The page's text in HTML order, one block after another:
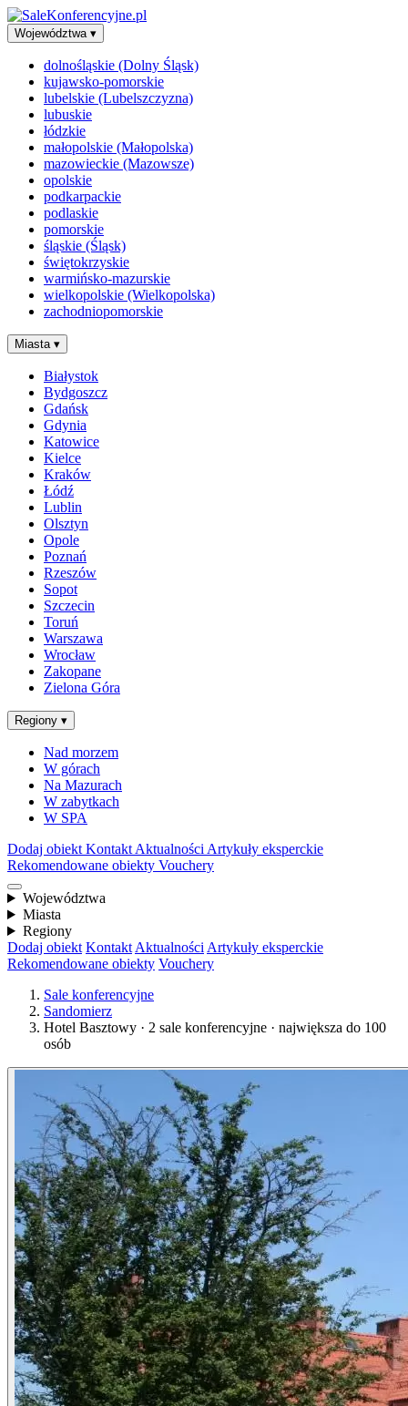
Województwa ▾
dolnośląskie (Dolny Śląsk)
kujawsko-pomorskie
lubelskie (Lubelszczyzna)
lubuskie
łódzkie
małopolskie (Małopolska)
mazowieckie (Mazowsze)
opolskie
podkarpackie
podlaskie
pomorskie
śląskie (Śląsk)
świętokrzyskie
warmińsko-mazurskie
wielkopolskie (Wielkopolska)
zachodniopomorskie
Miasta ▾
Białystok
Bydgoszcz
Gdańsk
Gdynia
Katowice
Kielce
Kraków
Łódź
Lublin
Olsztyn
Opole
Poznań
Rzeszów
Sopot
Szczecin
Toruń
Warszawa
Wrocław
Zakopane
Zielona Góra
Regiony ▾
Nad morzem
W górach
Na Mazurach
W zabytkach
W SPA
Dodaj obiekt Kontakt Aktualności Artykuły eksperckie
Rekomendowane obiekty Vouchery
Województwa
Miasta
Regiony
Dodaj obiekt Kontakt Aktualności Artykuły eksperckie
Rekomendowane obiekty Vouchery
Sale konferencyjne
Sandomierz
Hotel Basztowy · 2 sale konferencyjne · największa do 100
osób